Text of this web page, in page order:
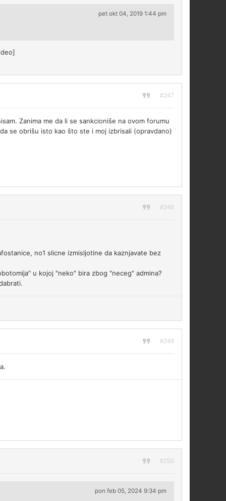
pet okt 04, 2019 1:44 pm
#247
Zanima me da li se sankcioniše na ovom forumu
se obrišu isto kao što ste i moj izbrisali (opravdano)
#248
no1 slicne izmisljotine da kaznjavate bez
u kojoj "neko" bira zbog "neceg" admina?
#249
#250
pon feb 05, 2024 9:34 pm